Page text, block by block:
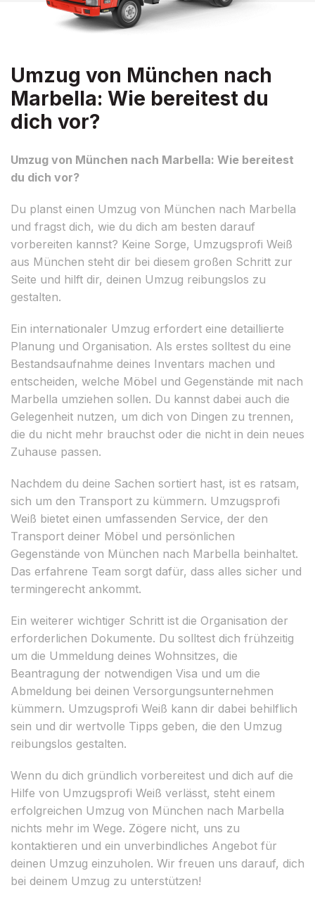
Umzug von München nach
Marbella: Wie bereitest du
dich vor?
Umzug von München nach Marbella: Wie bereitest
du dich vor?
Du planst einen Umzug von München nach Marbella
und fragst dich, wie du dich am besten darauf
vorbereiten kannst? Keine Sorge, Umzugsprofi Weiß
aus München steht dir bei diesem großen Schritt zur
Seite und hilft dir, deinen Umzug reibungslos zu
gestalten.
Ein internationaler Umzug erfordert eine detaillierte
Planung und Organisation. Als erstes solltest du eine
Bestandsaufnahme deines Inventars machen und
entscheiden, welche Möbel und Gegenstände mit nach
Marbella umziehen sollen. Du kannst dabei auch die
Gelegenheit nutzen, um dich von Dingen zu trennen,
die du nicht mehr brauchst oder die nicht in dein neues
Zuhause passen.
Nachdem du deine Sachen sortiert hast, ist es ratsam,
sich um den Transport zu kümmern. Umzugsprofi
Weiß bietet einen umfassenden Service, der den
Transport deiner Möbel und persönlichen
Gegenstände von München nach Marbella beinhaltet.
Das erfahrene Team sorgt dafür, dass alles sicher und
termingerecht ankommt.
Ein weiterer wichtiger Schritt ist die Organisation der
erforderlichen Dokumente. Du solltest dich frühzeitig
um die Ummeldung deines Wohnsitzes, die
Beantragung der notwendigen Visa und um die
Abmeldung bei deinen Versorgungsunternehmen
kümmern. Umzugsprofi Weiß kann dir dabei behilflich
sein und dir wertvolle Tipps geben, die den Umzug
reibungslos gestalten.
Wenn du dich gründlich vorbereitest und dich auf die
Hilfe von Umzugsprofi Weiß verlässt, steht einem
erfolgreichen Umzug von München nach Marbella
nichts mehr im Wege. Zögere nicht, uns zu
kontaktieren und ein unverbindliches Angebot für
deinen Umzug einzuholen. Wir freuen uns darauf, dich
bei deinem Umzug zu unterstützen!